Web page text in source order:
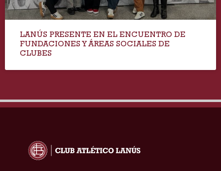
LANÚS PRESENTE EN EL ENCUENTRO DE
FUNDACIONES Y ÁREAS SOCIALES DE
CLUBES